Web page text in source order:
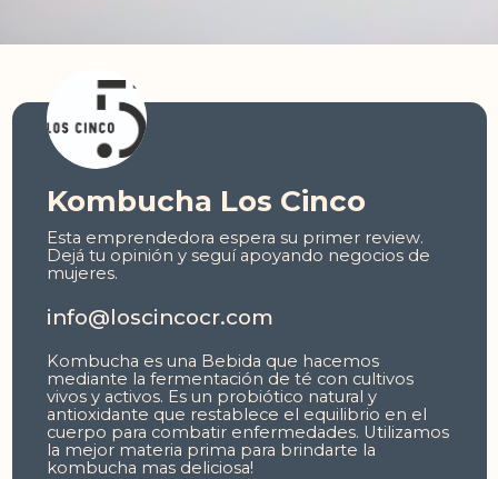
Kombucha Los Cinco
Esta emprendedora espera su primer review.
Dejá tu opinión y seguí apoyando negocios de
mujeres.
info@loscincocr.com
Kombucha es una Bebida que hacemos
mediante la fermentación de té con cultivos
vivos y activos. Es un probiótico natural y
antioxidante que restablece el equilibrio en el
cuerpo para combatir enfermedades. Utilizamos
la mejor materia prima para brindarte la
kombucha mas deliciosa!